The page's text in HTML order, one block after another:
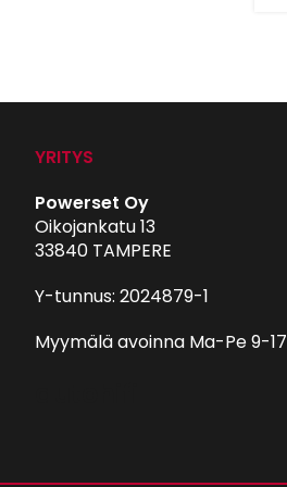
YRITYS
Powerset Oy
Oikojankatu 13
33840 TAMPERE
Y-tunnus: 2024879-1
Myymälä avoinna Ma-Pe 9-17